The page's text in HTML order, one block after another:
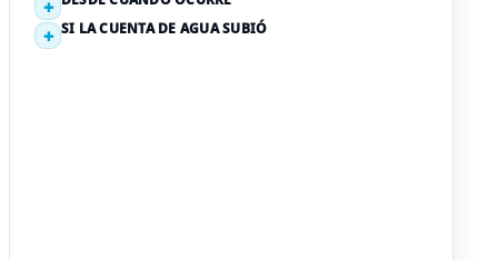
SI LA CUENTA DE AGUA SUBIÓ